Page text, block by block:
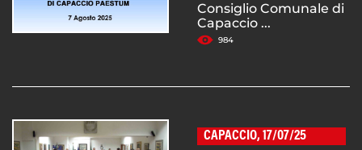
Consiglio Comunale di
Capaccio ...
984
CAPACCIO, 17/07/25